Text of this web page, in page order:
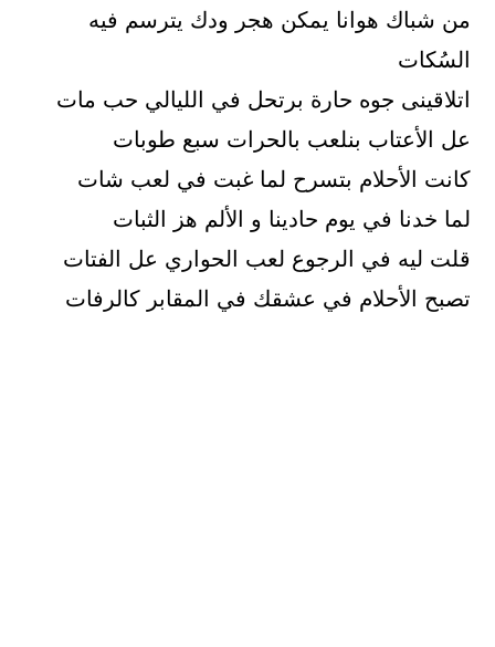
من شباك هوانا يمكن هجر ودك يترسم فيه
السُكات
اتلاقينى جوه حارة برتحل في الليالي حب مات
عل الأعتاب بنلعب بالحرات سبع طوبات
كانت الأحلام بتسرح لما غبت في لعب شات
لما خدنا في يوم حادينا و الألم هز الثبات
قلت ليه في الرجوع لعب الحواري عل الفتات
تصبح الأحلام في عشقك في المقابر كالرفات